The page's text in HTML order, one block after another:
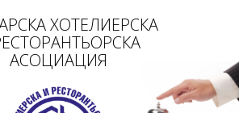
ХОТЕЛИЕРСКА
АСОЦИАЦИЯ